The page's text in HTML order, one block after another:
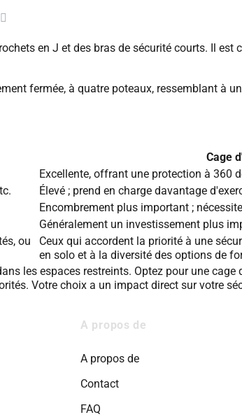
en J et des bras de sécurité courts. Il est
fermée, à quatre poteaux, ressemblant à
Cage
Excellente, offrant une protection à 360
Élevé ; prend en charge davantage
Encombrement plus important ;
Généralement un investissement plus
ou
Ceux qui accordent la priorité à une
en solo et à la diversité des options de
les espaces restreints. Optez pour une
Votre choix a un impact direct sur votre
A propos de
A propos de
Contact
FAQ